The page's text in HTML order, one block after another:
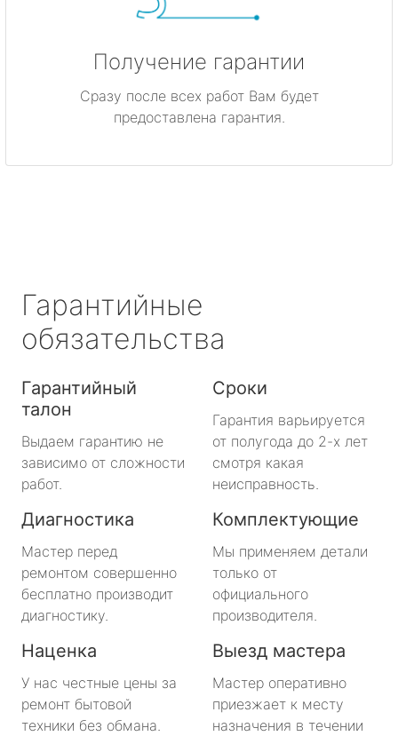
Получение гарантии
Сразу после всех работ Вам будет
предоставлена гарантия.
Гарантийные
обязательства
Гарантийный
талон
Выдаем гарантию не
зависимо от сложности
работ.
Сроки
Гарантия варьируется
от полугода до 2-х лет
смотря какая
неисправность.
Диагностика
Мастер перед
ремонтом совершенно
бесплатно производит
диагностику.
Комплектующие
Мы применяем детали
только от
официального
производителя.
Наценка
У нас честные цены за
ремонт бытовой
техники без обмана.
Выезд мастера
Мастер оперативно
приезжает к месту
назначения в течении